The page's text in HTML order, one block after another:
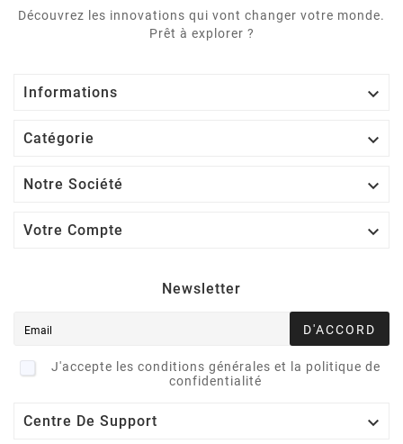
Découvrez les innovations qui vont changer votre monde.
Prêt à explorer ?
Informations 
Catégorie 
Notre Société 
Votre Compte 
Newsletter
D'ACCORD
J'accepte les conditions générales et la politique de
confidentialité
Centre De Support 